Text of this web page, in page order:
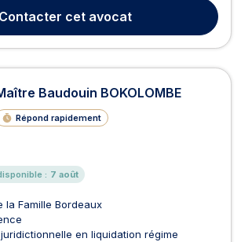
divorce, une séparation, une rupture
l'attribution des dro...
Contacter cet avocat
Baudouin BOKOLOMBE
Répond rapidement
: 7 août
la Famille Bordeaux
en liquidation régime